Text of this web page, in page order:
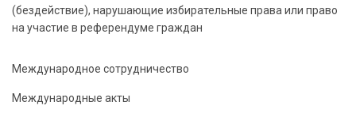
(бездействие), нарушающие избирательные права или право
на участие в референдуме граждан
Международное сотрудничество
Международные акты